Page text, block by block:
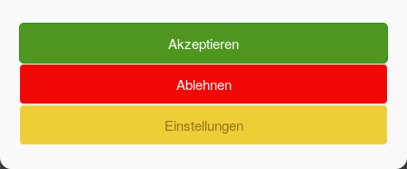
Akzeptieren
Ablehnen
Einstellungen